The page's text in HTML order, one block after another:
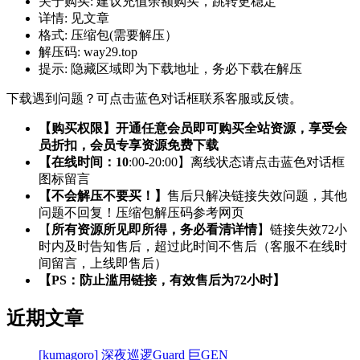
详情: 见文章
格式: 压缩包(需要解压）
解压码: way29.top
提示: 隐藏区域即为下载地址，务必下载在解压
下载遇到问题？可点击蓝色对话框联系客服或反馈。
【购买权限】开通任意会员即可购买全站资源，享受会
员折扣，会员专享资源免费下载
【在线时间：10:00-20:00】离线状态请点击蓝色对话框
图标留言
【不会解压不要买！】 售后只解决链接失效问题，其他
问题不回复！压缩包解压码参考网页
【 所有资源所见即所得，务必看清详情】链接失效72小
时内及时告知售后，超过此时间不售后（客服不在线时
间留言，上线即售后）
【PS：防止滥用链接，有效售后为72小时】
近期文章
[kumagoro] 深夜巡逻Guard 巨GEN